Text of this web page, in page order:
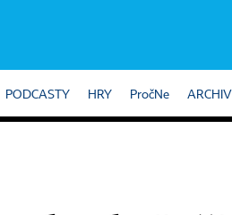
PODCASTY HRY PročNe ARCHIV